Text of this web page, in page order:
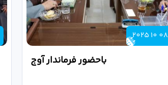
2025 10 08
باحضور فرماندار آوج